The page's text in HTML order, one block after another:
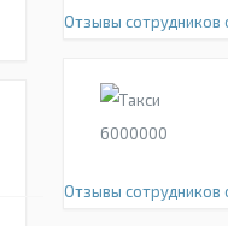
Отзывы сотрудников
Отзывы сотрудников